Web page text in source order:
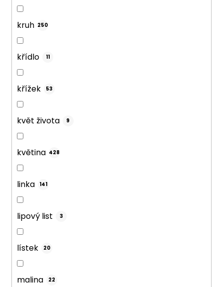
kruh 250
křídlo 11
křížek 53
květ života 9
květina 428
linka 141
lipový list 3
lístek 20
malina 22